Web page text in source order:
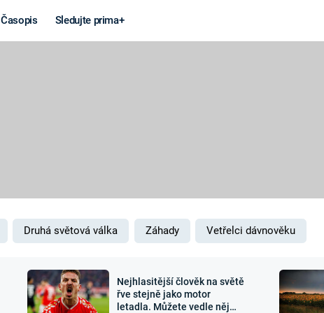
Časopis Sledujte prima+
MARS
Záhady a
Zajímavosti
Druhá světová válka Záhady Vetřelci dávnověku
Nejhlasitější člověk na světě
řve stejně jako motor
letadla. Můžete vedle něj